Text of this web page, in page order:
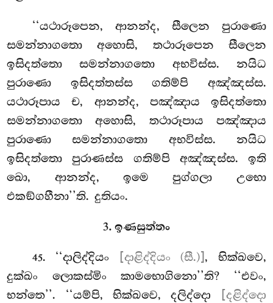
‘‘යථාරූපෙන, ආනන්ද, සීලෙන පුරාණො
සමන්නාගතො අහොසි, තථාරූපෙන සීලෙන
ඉසිදත්තො සමන්නාගතො අභවිස්ස. නයිධ
පුරාණො ඉසිදත්තස්ස ගතිම්පි අඤ්ඤස්ස.
යථාරූපාය ච, ආනන්ද, පඤ්ඤාය ඉසිදත්තො
සමන්නාගතො අහොසි, තථාරූපාය පඤ්ඤාය
පුරාණො සමන්නාගතො අභවිස්ස. නයිධ
ඉසිදත්තො පුරාණස්ස ගතිම්පි අඤ්ඤස්ස. ඉති
ඛො, ආනන්ද, ඉමෙ පුග්ගලා උභො
එකඞ්ගහීනා’’ති. දුතියං.
3. ඉණසුත්තං
45. ‘‘දාලිද්දියං [දාළිද්දියං (සී.)], භික්ඛවෙ,
දුක්ඛං ලොකස්මිං කාමභොගිනො’’ති? ‘‘එවං,
භන්තෙ’’. ‘‘යම්පි, භික්ඛවෙ, දලිද්දො
[දළිද්දො